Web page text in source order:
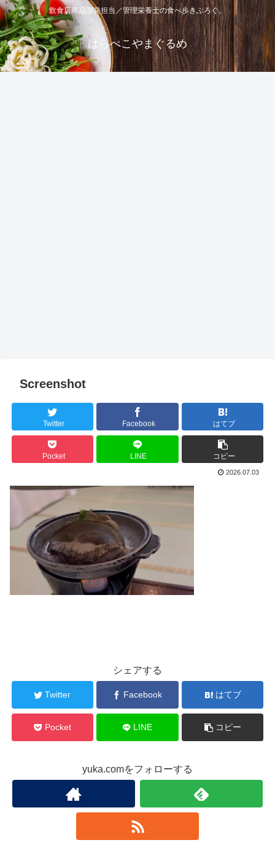
飲食店商品開発担当／管理栄養士の食べ歩きぶろぐ。
はらぺこやまぐるめ
Screenshot
Twitter Facebook はてブ
Pocket LINE コピー
2026.07.03
シェアする
Twitter Facebook はてブ
Pocket LINE コピー
yuka.comをフォローする